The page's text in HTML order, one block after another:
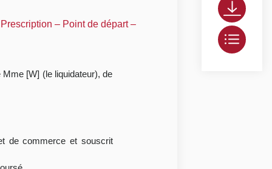
– Point de départ –
[W] (le liquidateur), de
de commerce et souscrit